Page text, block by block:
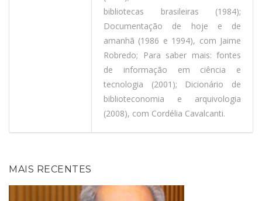
bibliotecas brasileiras (1984);
Documentação de hoje e de
amanhã (1986 e 1994), com Jaime
Robredo; Para saber mais: fontes
de informação em ciência e
tecnologia (2001); Dicionário de
biblioteconomia e arquivologia
(2008), com Cordélia Cavalcanti.
MAIS RECENTES